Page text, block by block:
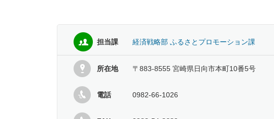
担当課 経済戦略部 ふるさとプロモーション課
所在地 〒883-8555 宮崎県日向市本町10番5号
電話 0982-66-1026